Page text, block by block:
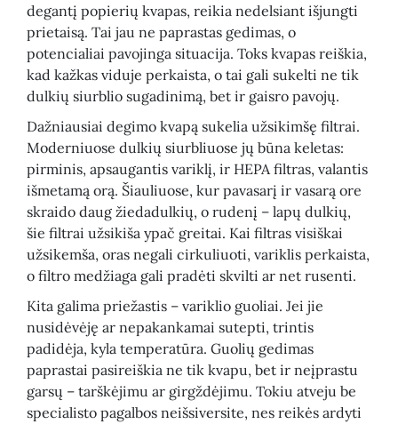
degantį popierių kvapas, reikia nedelsiant išjungti
prietaisą. Tai jau ne paprastas gedimas, o
potencialiai pavojinga situacija. Toks kvapas reiškia,
kad kažkas viduje perkaista, o tai gali sukelti ne tik
dulkių siurblio sugadinimą, bet ir gaisro pavojų.
Dažniausiai degimo kvapą sukelia užsikimšę filtrai.
Moderniuose dulkių siurbliuose jų būna keletas:
pirminis, apsaugantis variklį, ir HEPA filtras, valantis
išmetamą orą. Šiauliuose, kur pavasarį ir vasarą ore
skraido daug žiedadulkių, o rudenį – lapų dulkių,
šie filtrai užsikiša ypač greitai. Kai filtras visiškai
užsikemša, oras negali cirkuliuoti, variklis perkaista,
o filtro medžiaga gali pradėti skvilti ar net rusenti.
Kita galima priežastis – variklio guoliai. Jei jie
nusidėvėję ar nepakankamai sutepti, trintis
padidėja, kyla temperatūra. Guolių gedimas
paprastai pasireiškia ne tik kvapu, bet ir neįprastu
garsų – tarškėjimu ar girgždėjimu. Tokiu atveju be
specialisto pagalbos neišsiversite, nes reikės ardyti